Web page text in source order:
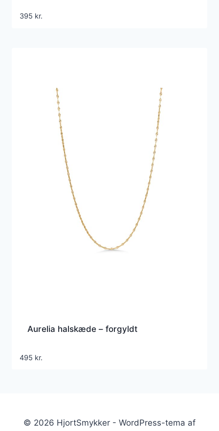
395 kr.
Aurelia halskæde – forgyldt
495 kr.
© 2026 HjortSmykker - WordPress-tema af